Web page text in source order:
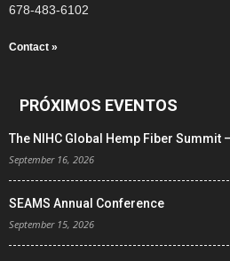
678-483-6102
Contact »
PRÓXIMOS EVENTOS
The NIHC Global Hemp Fiber Summit
September 16, 2026
SEAMS Annual Conference
September 15, 2026